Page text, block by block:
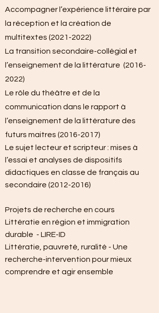
Accompagner l’expérience littéraire par
la réception et la création de
multitextes (2021-2022)
La transition secondaire-collégial et
l’enseignement de la littérature (2016-
2022)
Le rôle du théâtre et de la
communication dans le rapport à
l’enseignement de la littérature des
futurs maitres (2016-2017)
Le sujet lecteur et scripteur : mises à
l’essai et analyses de dispositifs
didactiques en classe de français au
secondaire (2012-2016)
Projets de recherche en cours
Littératie en région et immigration
durable - LIRE-ID
Littératie, pauvreté, ruralité - Une
recherche-intervention pour mieux
comprendre et agir ensemble